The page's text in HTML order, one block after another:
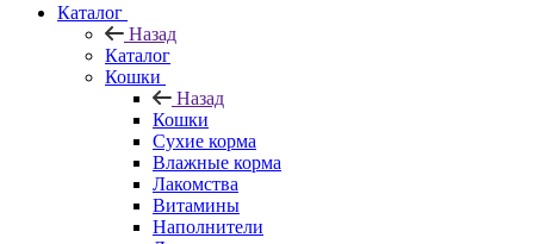
Каталог
Назад
Каталог
Кошки
Назад
Кошки
Сухие корма
Влажные корма
Лакомства
Витамины
Наполнители